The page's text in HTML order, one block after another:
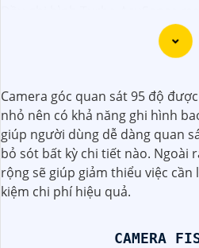
lượng sắc nét, giúp quan sát rõ
nghệ AcuSense, thiết bị có khả
Đầu ghi cũng hỗ trợ các tính
loại bỏ ảo giả, bảo vệ vùng
AcuSense giúp mang lại giải
người dùng.
Camera góc quan sát 95 độ
nhỏ nên có khả năng ghi hình
giúp người dùng dễ dàng quan
bỏ sót bất kỳ chi tiết nào. Ngoài
rộng sẽ giúp giảm thiểu việc
kiệm chi phí hiệu quả.
CAMERA